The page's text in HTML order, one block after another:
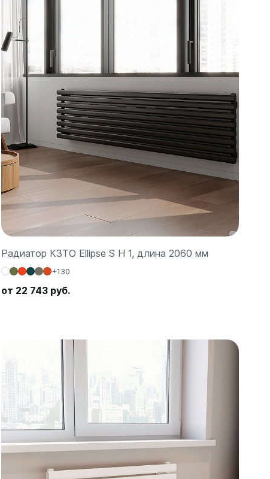
Радиатор КЗТО Ellipse S H 1, длина 2060 мм
+130
от 22 743 руб.